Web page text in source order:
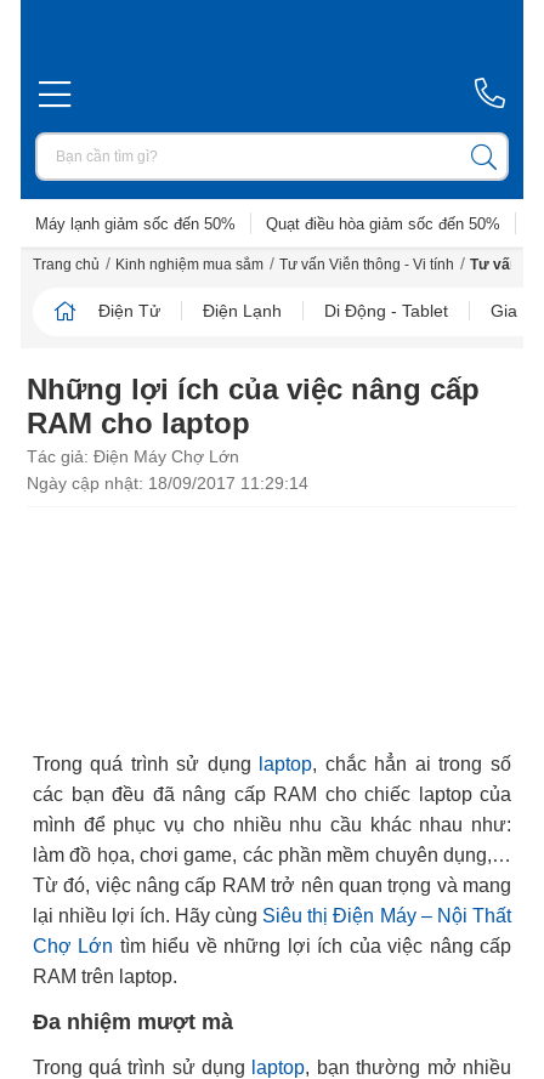
Máy lạnh giảm sốc đến 50% Quạt điều hòa giảm sốc đến 50%
Trang chủ / Kinh nghiệm mua sắm / Tư vấn Viễn thông - Vi tính / Tư vấn
Điện Tử Điện Lạnh Di Động - Tablet Gia
Những lợi ích của việc nâng cấp
RAM cho laptop
Tác giả: Điện Máy Chợ Lớn
Ngày cập nhật: 18/09/2017 11:29:14
Trong quá trình sử dụng laptop, chắc hẳn ai trong số
các bạn đều đã nâng cấp RAM cho chiếc laptop của
mình để phục vụ cho nhiều nhu cầu khác nhau như:
làm đồ họa, chơi game, các phần mềm chuyên dụng,…
Từ đó, việc nâng cấp RAM trở nên quan trọng và mang
lại nhiều lợi ích. Hãy cùng Siêu thị Điện Máy – Nội Thất
Chợ Lớn tìm hiểu về những lợi ích của việc nâng cấp
RAM trên laptop.
Đa nhiệm mượt mà
Trong quá trình sử dụng laptop, bạn thường mở nhiều